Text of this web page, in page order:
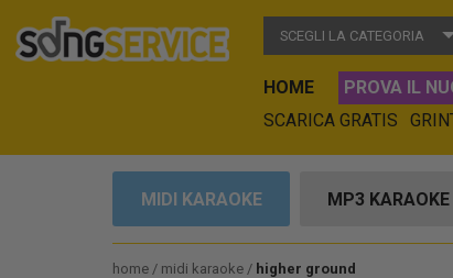
SCEGLI LA CATEGORIA
HOME PROVA IL
SCARICA GRATIS
MIDI KARAOKE MP3 KARAOKE
home midi karaoke higher ground